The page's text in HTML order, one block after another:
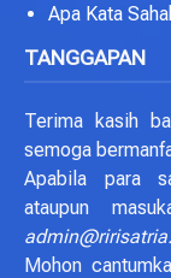
Apa Kata
TANGGAPAN
Terima kasih
semoga
Apabila para
ataupun
Mohon